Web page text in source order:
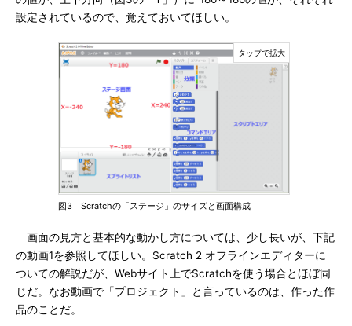
設定されているので、覚えておいてほしい。
図3 Scratchの「ステージ」のサイズと画面構成
画面の見方と基本的な動かし方については、少し長いが、下記
の動画1を参照してほしい。Scratch 2 オフラインエディターに
ついての解説だが、Webサイト上でScratchを使う場合とほぼ同
じだ。なお動画で「プロジェクト」と言っているのは、作った作
品のことだ。